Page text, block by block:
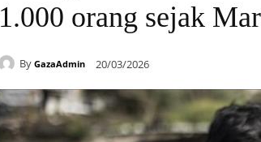
1.000 orang sejak
By GazaAdmin 20/03/2026